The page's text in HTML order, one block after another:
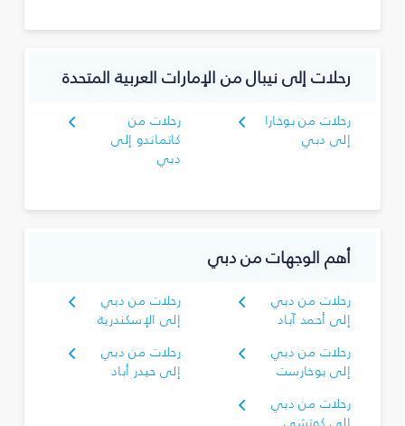
رحلات إلى نيبال من الإمارات العربية المتحدة
رحلات من بوخارا
إلى دبي
رحلات من
كاتماندو إلى
دبي
أهم الوجهات من دبي
رحلات من دبي
إلى أحمد آباد
رحلات من دبي
إلى الإسكندرية
رحلات من دبي
إلى بوخارست
رحلات من دبي
إلى حيدر أباد
رحلات من دبي